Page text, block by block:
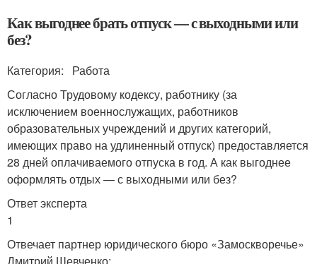
Как выгоднее брать отпуск — с выходными или
без?
Категория: Работа
Согласно Трудовому кодексу, работнику (за
исключением военнослужащих, работников
образовательных учреждений и других категорий,
имеющих право на удлиненный отпуск) предоставляется
28 дней оплачиваемого отпуска в год. А как выгоднее
оформлять отдых — с выходными или без?
Ответ эксперта
1
Отвечает партнер юридического бюро «Замоскворечье»